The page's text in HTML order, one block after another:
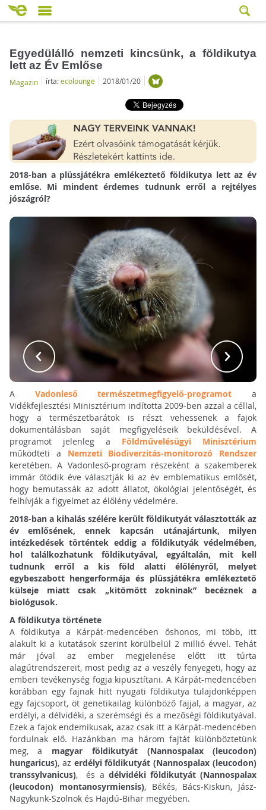
Egyedülálló nemzeti kincsünk, a földikutya
lett az Év Emlőse
Magazin írta:ecolounge 2018/01/20
2018-ban a plüssjátékra emlékeztető földikutya lett az év
emlőse. Mi mindent érdemes tudnunk erről a rejtélyes
jószágról?
A Vadonleső természetmegfigyelő-programot
a
Vidékfejlesztési Minisztérium indította 2009-ben azzal a céllal,
hogy a természetbarátok is részt vehessenek a fajok
dokumentálásban saját megfigyeléseik beküldésével. A
programot jelenleg a Földművelésügyi Minisztérium
működteti a Nemzeti Biodiverzitás-monitorozó Rendszer
keretében. A Vadonleső-program részeként a szakemberek
immár ötödik éve választják ki az év emblematikus emlősét,
hogy bemutassák az adott állatot, ökológiai jelentőségét, és
felhívják a figyelmet az élőlény védelmére.
2018-ban a kihalás szélére került földikutyát választották az
év emlősének, ennek kapcsán utánajártunk, milyen
intézkedések történtek eddig a földikutyák védelmében,
hol találkozhatunk földikutyával, egyáltalán, mit kell
tudnunk erről a kis föld alatti élőlényről, melyet
egybeszabott hengerformája és plüssjátékra emlékeztető
külseje miatt csak „kitömött zokninak” becéznek a
biológusok.
A földikutya története
A földikutya a Kárpát-medencében őshonos, mi több, itt
alakult ki a kutatások szerint körülbelül 2 millió évvel. Tehát
már jóval az ember megjelenése előtt itt túrta
alagútrendszereit, most pedig az a veszély fenyegeti, hogy az
emberi tevékenység fogja kipusztítani. A Kárpát-medencében
korábban egy fajnak hitt nyugati földikutya tulajdonképpen
egy fajcsoport, öt genetikailag különböző fajjal, a magyar, az
erdélyi, a délvidéki, a szerémségi és a mezőségi földikutyával.
Ezek a fajok endemikusak, azaz csak itt a Kárpát-medencében
fordulnak elő. Hazánkban ma három fajtát különböztetünk
meg, a magyar földikutyát (Nannospalax (leucodon)
hungaricus), az erdélyi földikutyát (Nannospalax (leucodon)
transsylvanicus), és a délvidéki földikutyát (Nannospalax
(leucodon) montanosyrmiensis), Békés, Bács-Kiskun, Jász-
Nagykunk-Szolnok és Hajdú-Bihar megyében.